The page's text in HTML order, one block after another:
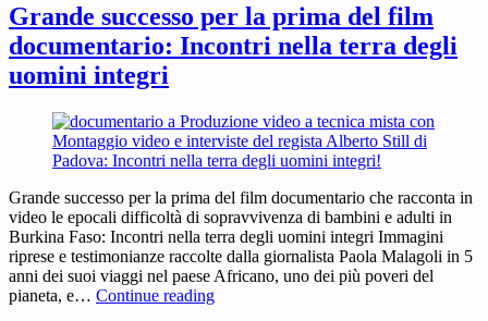
Grande successo per la prima del film
documentario: Incontri nella terra degli
uomini integri
Grande successo per la prima del film documentario che racconta in
video le epocali difficoltà di sopravvivenza di bambini e adulti in
Burkina Faso: Incontri nella terra degli uomini integri Immagini
riprese e testimonianze raccolte dalla giornalista Paola Malagoli in 5
anni dei suoi viaggi nel paese Africano, uno dei più poveri del
pianeta, e… Continue readingGrande